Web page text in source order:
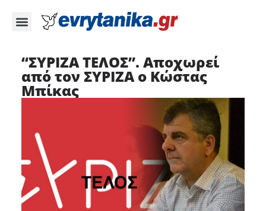
“ΣΥΡΙΖΑ ΤΕΛΟΣ”. Αποχωρεί
από τον ΣΥΡΙΖΑ ο Κώστας
Μπίκας